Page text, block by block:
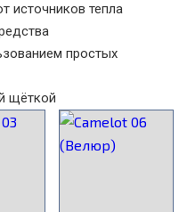
источников тепла
простых
щёткой